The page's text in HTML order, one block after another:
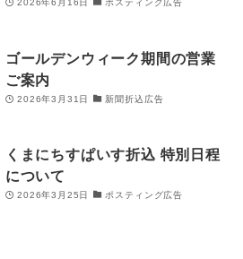
2026年6月16日 ポスティング広告
ゴールデンウィーク期間の営業
ご案内
2026年3月31日 新聞折込広告
くまにちすぱいす折込 特別日程
について
2026年3月25日 ポスティング広告